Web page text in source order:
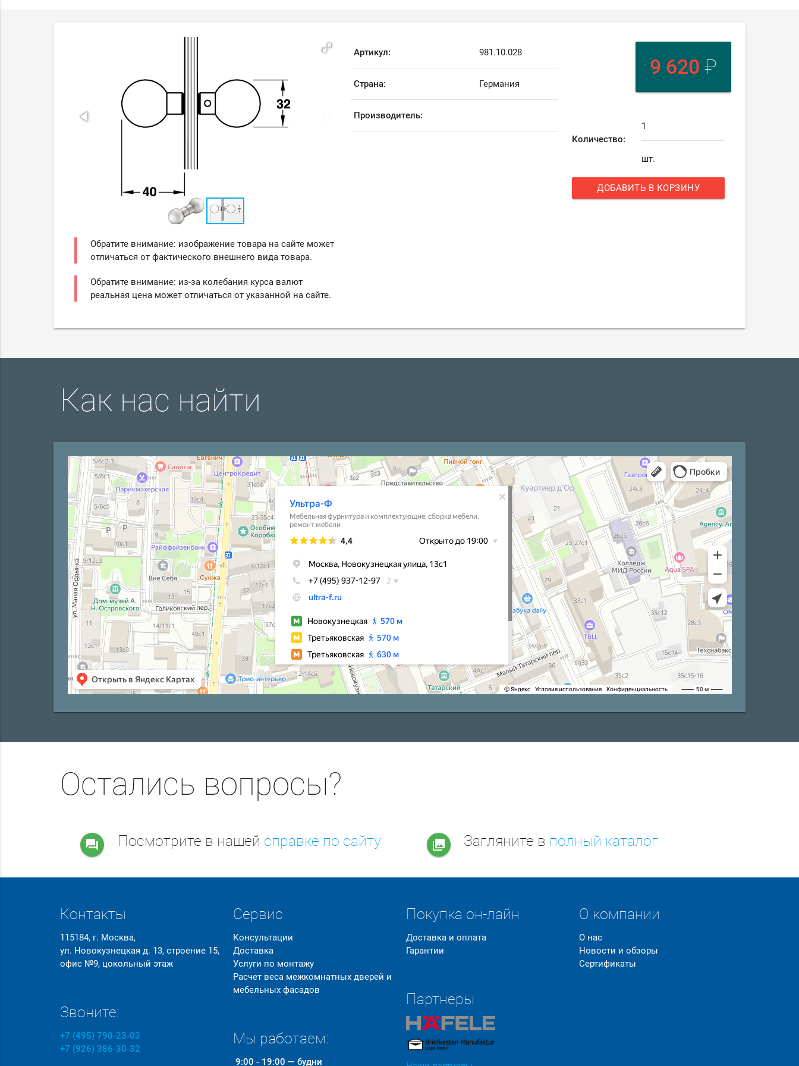
Обратите внимание: изображение товара на сайте может
отличаться от фактического внешнего вида товара.
Обратите внимание: из-за колебания курса валют
реальная цена может отличаться от указанной на сайте.
Артикул: 981.10.028
Страна: Германия
Производитель:
9 620 ₽
Количество:
шт.
ДОБАВИТЬ В КОРЗИНУ
Как нас найти
Остались вопросы?
question_answer Посмотрите в нашей справке по сайту collections Загляните в полный каталог
Контакты
115184, г. Москва,
ул. Новокузнецкая д. 13, строение 15,
офис №9, цокольный этаж
Звоните:
+7 (495) 790-23-03
+7 (926) 386-30-32
Сервис
Консультации
Доставка
Услуги по монтажу
Расчет веса межкомнатных дверей и
мебельных фасадов
Мы работаем:
9:00 - 19:00 — будни
Покупка он-лайн
Доставка и оплата
Гарантии
Партнеры
О компании
О нас
Новости и обзоры
Сертификаты